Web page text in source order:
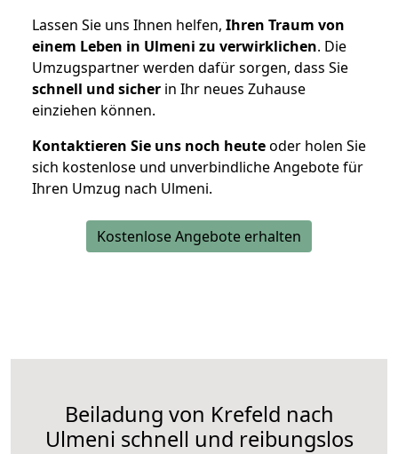
Lassen Sie uns Ihnen helfen, Ihren Traum von
einem Leben in Ulmeni zu verwirklichen. Die
Umzugspartner werden dafür sorgen, dass Sie
schnell und sicher in Ihr neues Zuhause
einziehen können.
Kontaktieren Sie uns noch heuteoder holen Sie
sich kostenlose und unverbindliche Angebote für
Ihren Umzug nach Ulmeni.
Kostenlose Angebote erhalten
Beiladung von Krefeld nach
Ulmeni schnell und reibungslos